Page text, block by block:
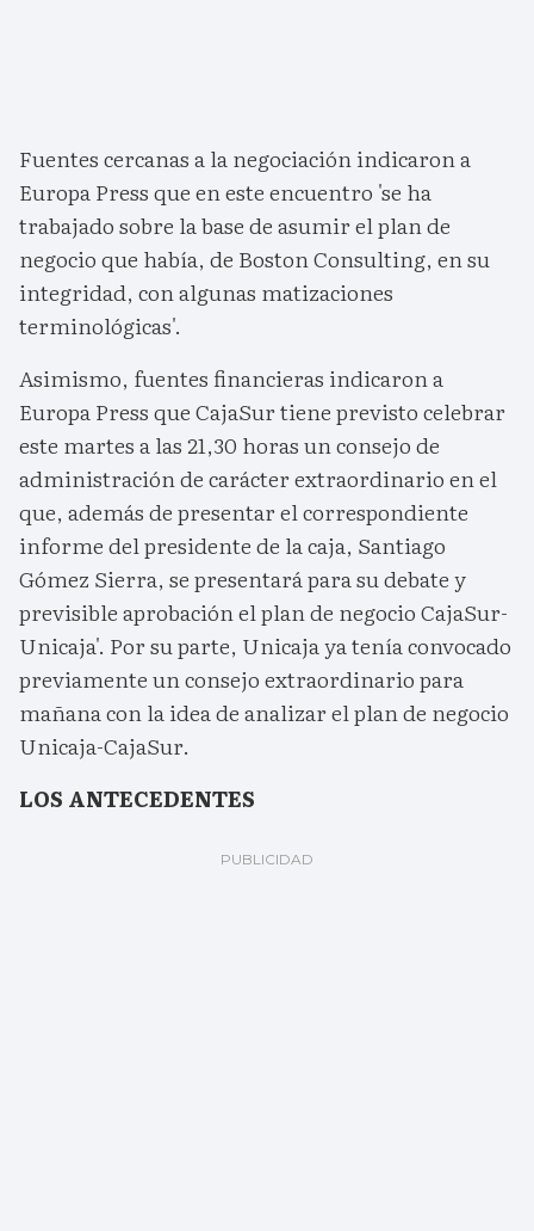
Fuentes cercanas a la negociación indicaron a
Europa Press que en este encuentro 'se ha
trabajado sobre la base de asumir el plan de
negocio que había, de Boston Consulting, en su
integridad, con algunas matizaciones
terminológicas'.
Asimismo, fuentes financieras indicaron a
Europa Press que CajaSur tiene previsto celebrar
este martes a las 21,30 horas un consejo de
administración de carácter extraordinario en el
que, además de presentar el correspondiente
informe del presidente de la caja, Santiago
Gómez Sierra, se presentará para su debate y
previsible aprobación el plan de negocio CajaSur-
Unicaja'. Por su parte, Unicaja ya tenía convocado
previamente un consejo extraordinario para
mañana con la idea de analizar el plan de negocio
Unicaja-CajaSur.
LOS ANTECEDENTES